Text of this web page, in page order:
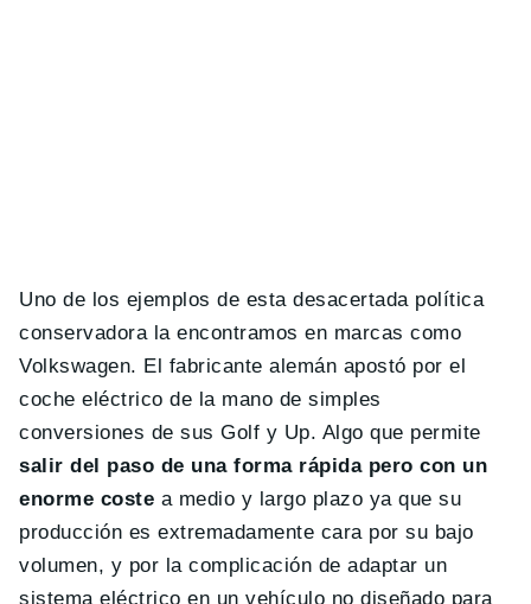
Uno de los ejemplos de esta desacertada política
conservadora la encontramos en marcas como
Volkswagen. El fabricante alemán apostó por el
coche eléctrico de la mano de simples
conversiones de sus Golf y Up. Algo que permite
salir del paso de una forma rápida pero con un
enorme coste a medio y largo plazo ya que su
producción es extremadamente cara por su bajo
volumen, y por la complicación de adaptar un
sistema eléctrico en un vehículo no diseñado para